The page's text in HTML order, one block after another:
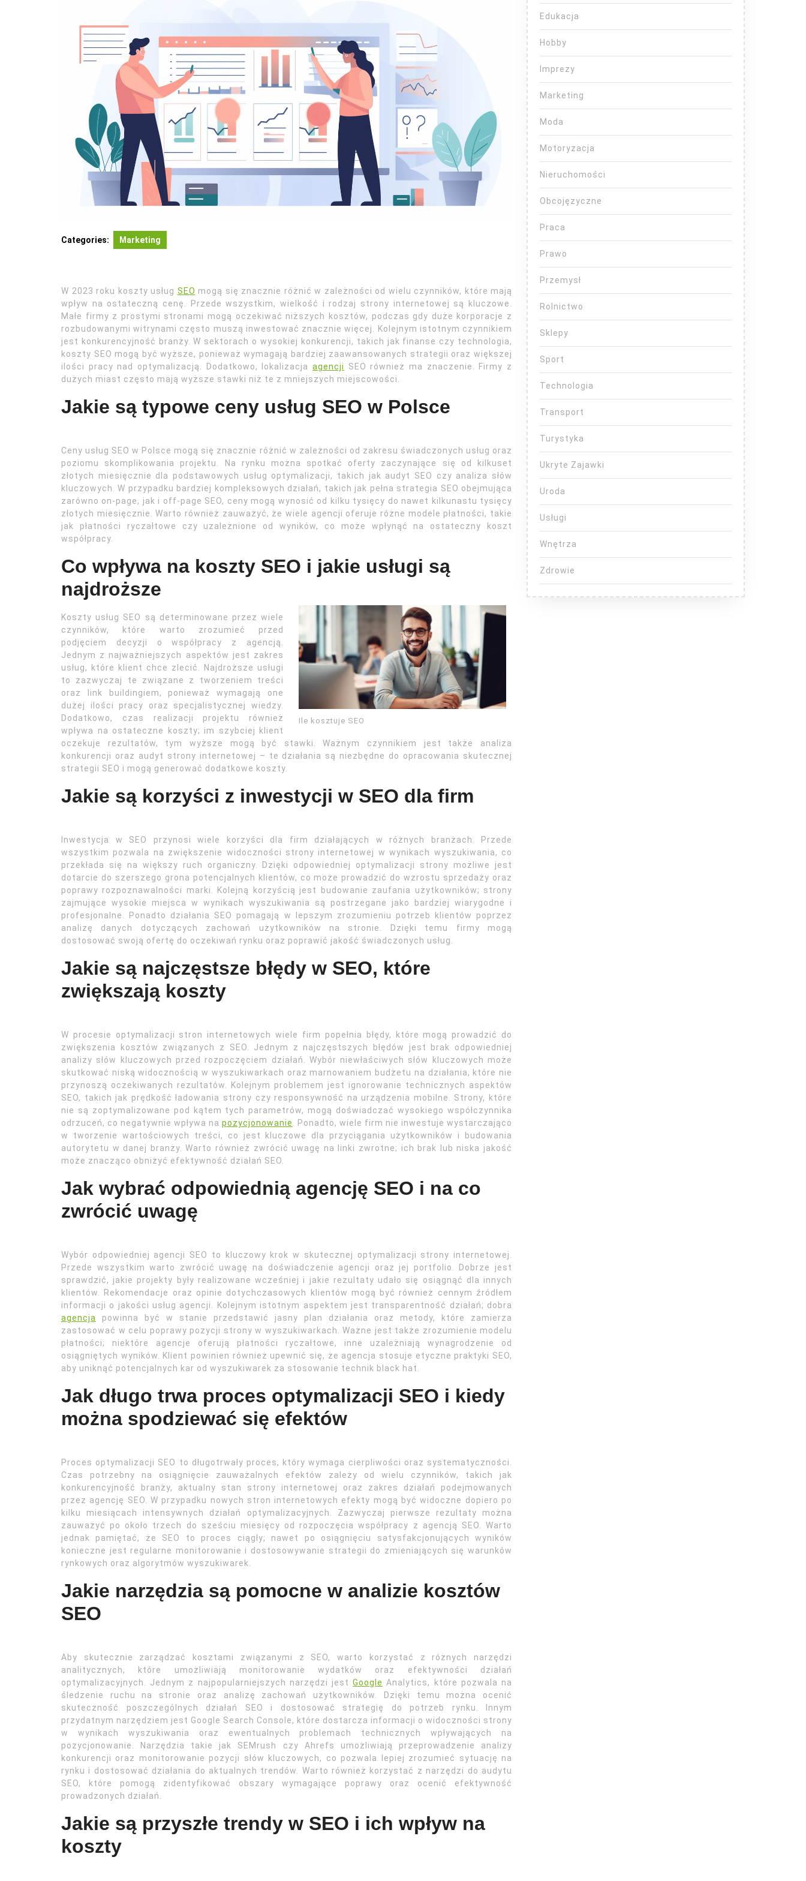
Categories: Marketing
W 2023 roku koszty usług SEO mogą się znacznie różnić w zależności od wielu czynników, które mają
wpływ na ostateczną cenę. Przede wszystkim, wielkość i rodzaj strony internetowej są kluczowe.
Małe firmy z prostymi stronami mogą oczekiwać niższych kosztów, podczas gdy duże korporacje z
rozbudowanymi witrynami często muszą inwestować znacznie więcej. Kolejnym istotnym czynnikiem
jest konkurencyjność branży. W sektorach o wysokiej konkurencji, takich jak finanse czy technologia,
koszty SEO mogą być wyższe, ponieważ wymagają bardziej zaawansowanych strategii oraz większej
ilości pracy nad optymalizacją. Dodatkowo, lokalizacja agencji
SEO również ma znaczenie. Firmy z
dużych miast często mają wyższe stawki niż te z mniejszych miejscowości.
Jakie są typowe ceny usług SEO w Polsce
Ceny usług SEO w Polsce mogą się znacznie różnić w zależności od zakresu świadczonych usług oraz
poziomu skomplikowania projektu. Na rynku można spotkać oferty zaczynające się od kilkuset
złotych miesięcznie dla podstawowych usług optymalizacji, takich jak audyt SEO czy analiza słów
kluczowych. W przypadku bardziej kompleksowych działań, takich jak pełna strategia SEO obejmująca
zarówno on-page, jak i off-page SEO, ceny mogą wynosić od kilku tysięcy do nawet kilkunastu tysięcy
złotych miesięcznie. Warto również zauważyć, że wiele agencji oferuje różne modele płatności, takie
jak płatności ryczałtowe czy uzależnione od wyników, co może wpłynąć na ostateczny koszt
współpracy.
Co wpływa na koszty SEO i jakie usługi są
najdroższe
Ile kosztuje SEO
Koszty usług SEO są determinowane przez wiele
czynników, które warto zrozumieć przed
podjęciem decyzji o współpracy z agencją.
Jednym z najważniejszych aspektów jest zakres
usług, które klient chce zlecić. Najdroższe usługi
to zazwyczaj te związane z tworzeniem treści
oraz link buildingiem, ponieważ wymagają one
dużej ilości pracy oraz specjalistycznej wiedzy.
Dodatkowo, czas realizacji projektu również
wpływa na ostateczne koszty; im szybciej klient
oczekuje rezultatów, tym wyższe mogą być stawki. Ważnym czynnikiem jest także analiza
konkurencji oraz audyt strony internetowej – te działania są niezbędne do opracowania skutecznej
strategii SEO i mogą generować dodatkowe koszty.
Jakie są korzyści z inwestycji w SEO dla firm
Inwestycja w SEO przynosi wiele korzyści dla firm działających w różnych branżach. Przede
wszystkim pozwala na zwiększenie widoczności strony internetowej w wynikach wyszukiwania, co
przekłada się na większy ruch organiczny. Dzięki odpowiedniej optymalizacji strony możliwe jest
dotarcie do szerszego grona potencjalnych klientów, co może prowadzić do wzrostu sprzedaży oraz
poprawy rozpoznawalności marki. Kolejną korzyścią jest budowanie zaufania użytkowników; strony
zajmujące wysokie miejsca w wynikach wyszukiwania są postrzegane jako bardziej wiarygodne i
profesjonalne. Ponadto działania SEO pomagają w lepszym zrozumieniu potrzeb klientów poprzez
analizę danych dotyczących zachowań użytkowników na stronie. Dzięki temu firmy mogą
dostosować swoją ofertę do oczekiwań rynku oraz poprawić jakość świadczonych usług.
Jakie są najczęstsze błędy w SEO, które
zwiększają koszty
W procesie optymalizacji stron internetowych wiele firm popełnia błędy, które mogą prowadzić do
zwiększenia kosztów związanych z SEO. Jednym z najczęstszych błędów jest brak odpowiedniej
analizy słów kluczowych przed rozpoczęciem działań. Wybór niewłaściwych słów kluczowych może
skutkować niską widocznością w wyszukiwarkach oraz marnowaniem budżetu na działania, które nie
przynoszą oczekiwanych rezultatów. Kolejnym problemem jest ignorowanie technicznych aspektów
SEO, takich jak prędkość ładowania strony czy responsywność na urządzenia mobilne. Strony, które
nie są zoptymalizowane pod kątem tych parametrów, mogą doświadczać wysokiego współczynnika
odrzuceń, co negatywnie wpływa na pozycjonowanie
. Ponadto, wiele firm nie inwestuje wystarczająco
w tworzenie wartościowych treści, co jest kluczowe dla przyciągania użytkowników i budowania
autorytetu w danej branży. Warto również zwrócić uwagę na linki zwrotne; ich brak lub niska jakość
może znacząco obniżyć efektywność działań SEO.
Jak wybrać odpowiednią agencję SEO i na co
zwrócić uwagę
Wybór odpowiedniej agencji SEO to kluczowy krok w skutecznej optymalizacji strony internetowej.
Przede wszystkim warto zwrócić uwagę na doświadczenie agencji oraz jej portfolio. Dobrze jest
sprawdzić, jakie projekty były realizowane wcześniej i jakie rezultaty udało się osiągnąć dla innych
klientów. Rekomendacje oraz opinie dotychczasowych klientów mogą być również cennym źródłem
informacji o jakości usług agencji. Kolejnym istotnym aspektem jest transparentność działań; dobra
agencja
powinna być w stanie przedstawić jasny plan działania oraz metody, które zamierza
zastosować w celu poprawy pozycji strony w wyszukiwarkach. Ważne jest także zrozumienie modelu
płatności; niektóre agencje oferują płatności ryczałtowe, inne uzależniają wynagrodzenie od
osiągniętych wyników. Klient powinien również upewnić się, że agencja stosuje etyczne praktyki SEO,
aby uniknąć potencjalnych kar od wyszukiwarek za stosowanie technik black hat.
Jak długo trwa proces optymalizacji SEO i kiedy
można spodziewać się efektów
Proces optymalizacji SEO to długotrwały proces, który wymaga cierpliwości oraz systematyczności.
Czas potrzebny na osiągnięcie zauważalnych efektów zależy od wielu czynników, takich jak
konkurencyjność branży, aktualny stan strony internetowej oraz zakres działań podejmowanych
przez agencję SEO. W przypadku nowych stron internetowych efekty mogą być widoczne dopiero po
kilku miesiącach intensywnych działań optymalizacyjnych. Zazwyczaj pierwsze rezultaty można
zauważyć po około trzech do sześciu miesięcy od rozpoczęcia współpracy z agencją SEO. Warto
jednak pamiętać, że SEO to proces ciągły; nawet po osiągnięciu satysfakcjonujących wyników
konieczne jest regularne monitorowanie i dostosowywanie strategii do zmieniających się warunków
rynkowych oraz algorytmów wyszukiwarek.
Jakie narzędzia są pomocne w analizie kosztów
SEO
Aby skutecznie zarządzać kosztami związanymi z SEO, warto korzystać z różnych narzędzi
analitycznych, które umożliwiają monitorowanie wydatków oraz efektywności działań
optymalizacyjnych. Jednym z najpopularniejszych narzędzi jestGoogle Analytics, które pozwala na
śledzenie ruchu na stronie oraz analizę zachowań użytkowników. Dzięki temu można ocenić
skuteczność poszczególnych działań SEO i dostosować strategię do potrzeb rynku. Innym
przydatnym narzędziem jest Google Search Console, które dostarcza informacji o widoczności strony
w wynikach wyszukiwania oraz ewentualnych problemach technicznych wpływających na
pozycjonowanie. Narzędzia takie jak SEMrush czy Ahrefs umożliwiają przeprowadzenie analizy
konkurencji oraz monitorowanie pozycji słów kluczowych, co pozwala lepiej zrozumieć sytuację na
rynku i dostosować działania do aktualnych trendów. Warto również korzystać z narzędzi do audytu
SEO, które pomogą zidentyfikować obszary wymagające poprawy oraz ocenić efektywność
prowadzonych działań.
Jakie są przyszłe trendy w SEO i ich wpływ na
koszty
Edukacja
Hobby
Imprezy
Marketing
Moda
Motoryzacja
Nieruchomości
Obcojęzyczne
Praca
Prawo
Przemysł
Rolnictwo
Sklepy
Sport
Technologia
Transport
Turystyka
Ukryte Zajawki
Uroda
Usługi
Wnętrza
Zdrowie